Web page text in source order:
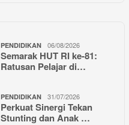
PENDIDIKAN 06/08/2026
Semarak HUT RI ke-81:
Ratusan Pelajar di…
PENDIDIKAN 31/07/2026
Perkuat Sinergi Tekan
Stunting dan Anak …